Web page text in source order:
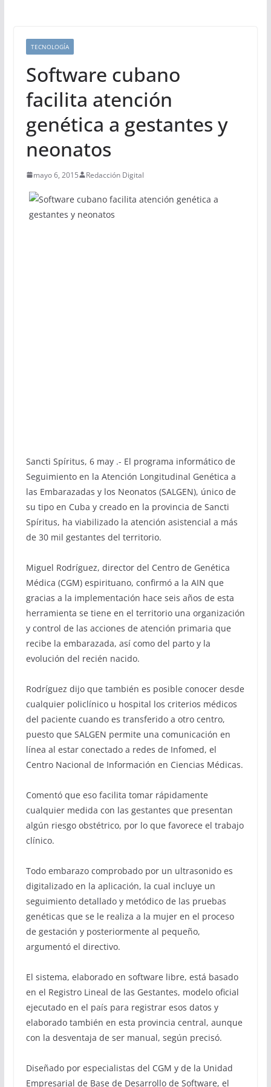
TECNOLOGÍA
Software cubano
facilita atención
genética a gestantes y
neonatos
mayo 6, 2015 Redacción Digital
Sancti Spíritus, 6 may .- El programa informático de
Seguimiento en la Atención Longitudinal Genética a
las Embarazadas y los Neonatos (SALGEN), único de
su tipo en Cuba y creado en la provincia de Sancti
Spíritus, ha viabilizado la atención asistencial a más
de 30 mil gestantes del territorio.
Miguel Rodríguez, director del Centro de Genética
Médica (CGM) espirituano, confirmó a la AIN que
gracias a la implementación hace seis años de esta
herramienta se tiene en el territorio una organización
y control de las acciones de atención primaria que
recibe la embarazada, así como del parto y la
evolución del recién nacido.
Rodríguez dijo que también es posible conocer desde
cualquier policlínico u hospital los criterios médicos
del paciente cuando es transferido a otro centro,
puesto que SALGEN permite una comunicación en
línea al estar conectado a redes de Infomed, el
Centro Nacional de Información en Ciencias Médicas.
Comentó que eso facilita tomar rápidamente
cualquier medida con las gestantes que presentan
algún riesgo obstétrico, por lo que favorece el trabajo
clínico.
Todo embarazo comprobado por un ultrasonido es
digitalizado en la aplicación, la cual incluye un
seguimiento detallado y metódico de las pruebas
genéticas que se le realiza a la mujer en el proceso
de gestación y posteriormente al pequeño,
argumentó el directivo.
El sistema, elaborado en software libre, está basado
en el Registro Lineal de las Gestantes, modelo oficial
ejecutado en el país para registrar esos datos y
elaborado también en esta provincia central, aunque
con la desventaja de ser manual, según precisó.
Diseñado por especialistas del CGM y de la Unidad
Empresarial de Base de Desarrollo de Software, el